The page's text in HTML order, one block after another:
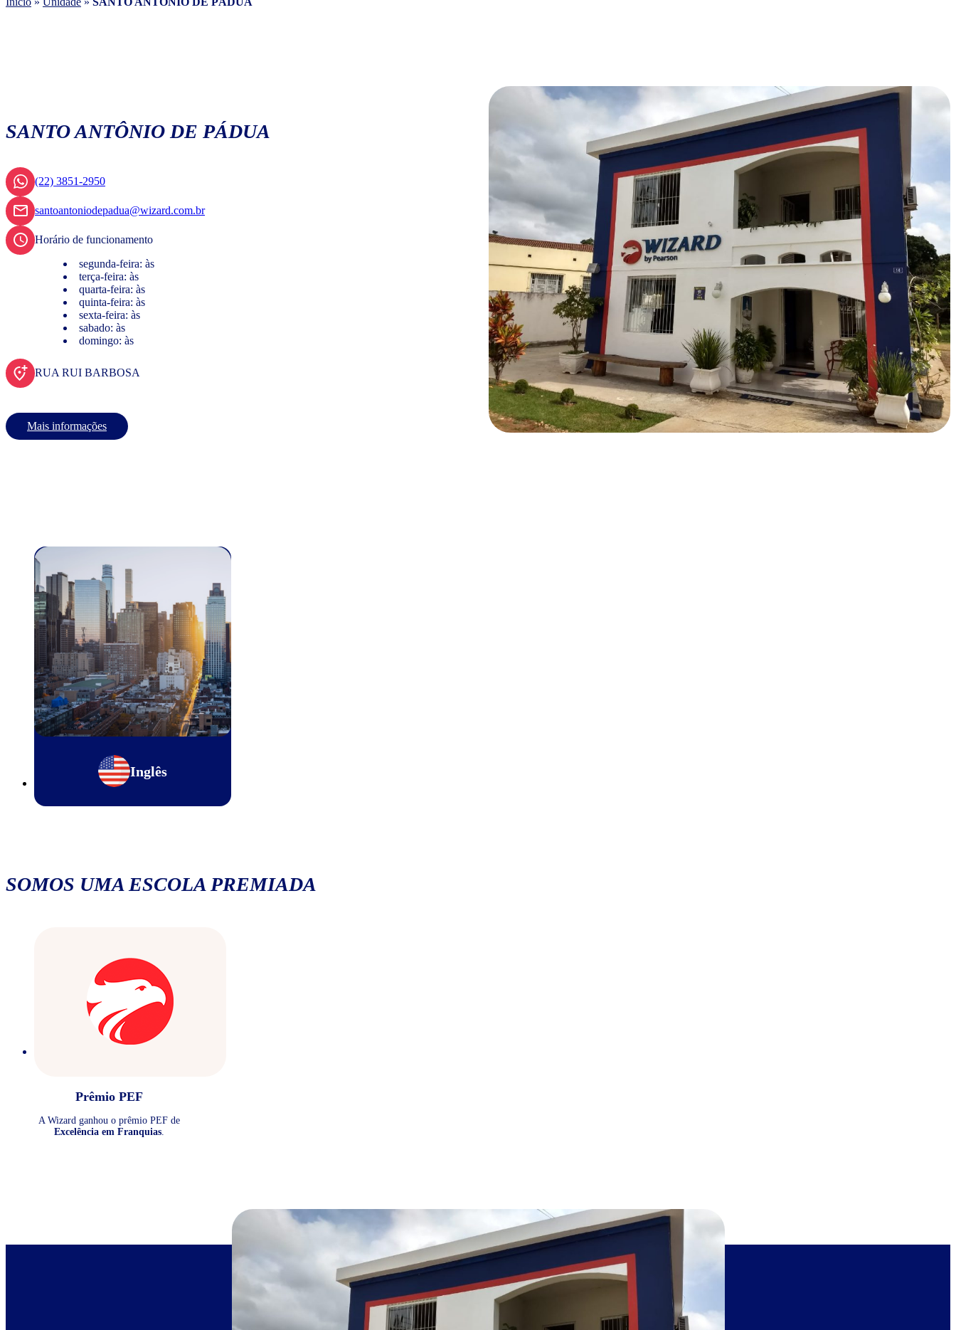
SANTO ANTÔNIO DE PÁDUA
(22) 3851-2950
santoantoniodepadua@wizard.com.br
Horário de funcionamento
segunda-feira: às
terça-feira: às
quarta-feira: às
quinta-feira: às
sexta-feira: às
sabado: às
domingo: às
RUA RUI BARBOSA
Mais informações
Inglês
SOMOS UMA ESCOLA PREMIADA
Prêmio PEF
A Wizard ganhou o prêmio PEF de
Excelência em Franquias.